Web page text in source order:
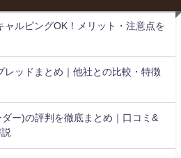
ャルピングOK！メリット・注意点を
レッドまとめ｜他社との比較・特徴
ー)の評判を徹底まとめ｜口コミ&